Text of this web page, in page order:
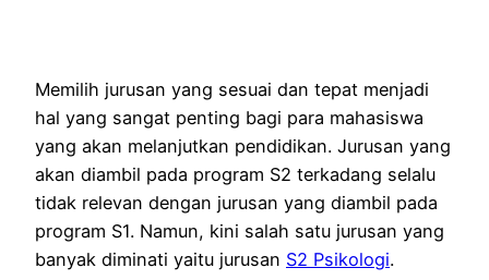
Memilih jurusan yang sesuai dan tepat menjadi
hal yang sangat penting bagi para mahasiswa
yang akan melanjutkan pendidikan. Jurusan yang
akan diambil pada program S2 terkadang selalu
tidak relevan dengan jurusan yang diambil pada
program S1. Namun, kini salah satu jurusan yang
banyak diminati yaitu jurusan S2 Psikologi.